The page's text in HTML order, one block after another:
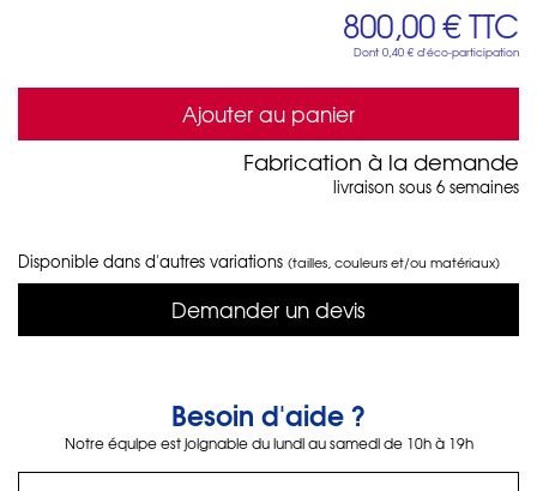
800,00 €TTC
Dont 0,40 € d'éco-participation
Ajouter au panier
Fabrication à la demande
livraison sous 6 semaines
Disponible dans d'autres variations (tailles, couleurs et/ou matériaux)
Demander un devis
Besoin d'aide ?
Notre équipe est joignable du lundi au samedi de 10h à 19h